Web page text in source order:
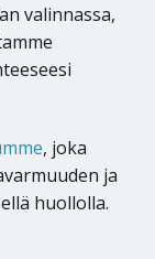
valinnassa,
, joka
ja
huollolla.